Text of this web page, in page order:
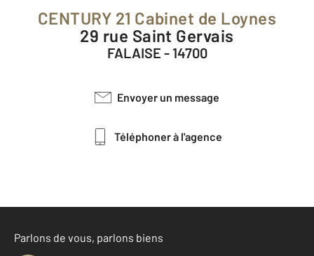
CENTURY 21 Cabinet de Loynes
29 rue Saint Gervais
FALAISE - 14700
Envoyer un message
Téléphoner à l'agence
Parlons de vous, parlons biens